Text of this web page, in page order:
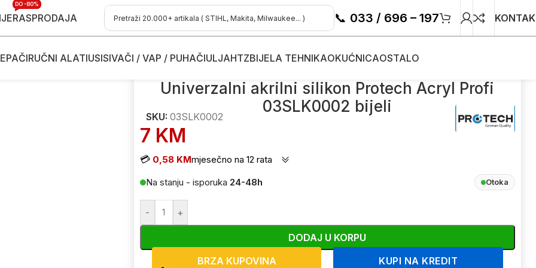
RASPRODAJA
DO -80%
📞 033 / 696 – 197
RUČNI ALATIUSISIVAČI / VAP / PUHAČIULJAHTZBIJELA TEHNIKAOKUĆNICAOSTALO
akrilni silikon Protech Acryl Profi 03SLK0002 bijeli
Univerzalni akrilni silikon Protech Acryl Profi
03SLK0002 bijeli
SKU: 03SLK0002
7 KM
💳 0,58 KMmjesečno na 12 rata
Na stanju - isporuka 24-48h Otoka
- +
DODAJ U KORPU
BRZA KUPOVINA
KUPI NA KREDIT